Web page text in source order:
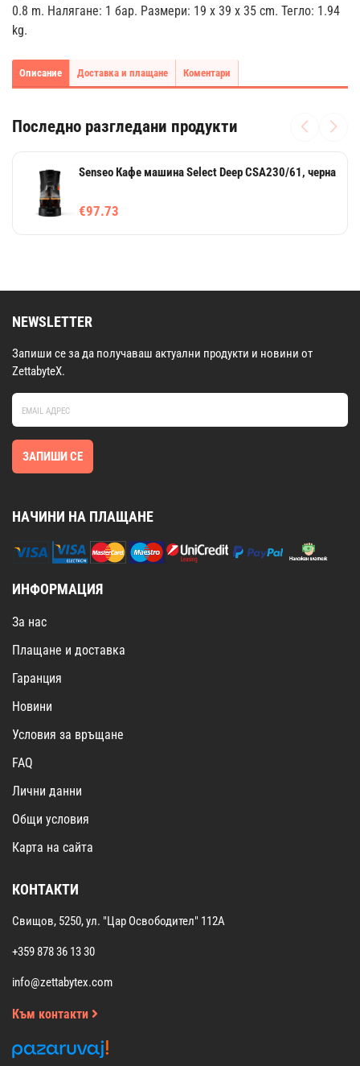
0.8 m. Налягане: 1 бар. Размери: 19 х 39 х 35 cm. Тегло: 1.94
kg.
Описание Доставка и плащане Коментари
Последно разгледани продукти
Senseo Кафе машина Select Deep CSA230/61, черна
€97.73
NEWSLETTER
Запиши се за да получаваш актуални продукти и новини от
ZettabyteX.
ЗАПИШИ СЕ
НАЧИНИ НА ПЛАЩАНЕ
ИНФОРМАЦИЯ
За нас
Плащане и доставка
Гаранция
Новини
Условия за връщане
FAQ
Лични данни
Общи условия
Карта на сайта
КОНТАКТИ
Свищов, 5250, ул. "Цар Освободител" 112А
+359 878 36 13 30
info@zettabytex.com
Към контакти